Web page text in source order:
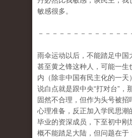
敏感很多。
－－－－－－－－－－－－－
雨伞运动以后，不能踏足中国
甚至黄之锋这种人，可能一生
内（除非中国有民主化的一天
说白点就是跟中央“打对台”，
固然不合理，但作为头号被招
心理准备，反正加入学民思潮
毕业的资深成员，下至初中刚
概不能踏足大陆，但问题在于